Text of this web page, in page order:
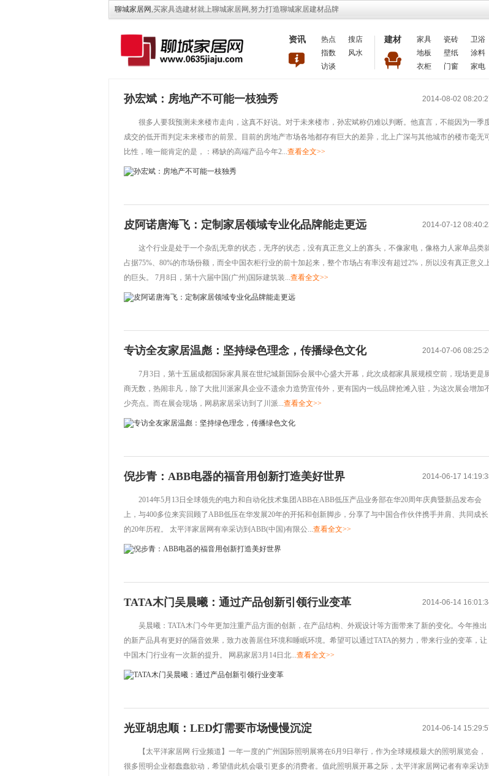
聊城家居网,买家具选建材就上聊城家居网,努力打造聊城家居建材品牌
资讯 热点
搜店
指数
风水
访谈
建材 家具 瓷砖 卫浴
地板
壁纸 涂料
衣柜
门窗 家电
孙宏斌：房地产不可能一枝独秀 2014-08-02
很多人要我预测未来楼市走向，这真不好说。对于未来楼市，孙宏斌称仍难以判断。他直言，不能因为一季
成交的低开而判定未来楼市的前景。目前的房地产市场各地都存有巨大的差异，北上广深与其他城市的楼市毫无
比性，唯一能肯定的是，：稀缺的高端产品今年2...查看全文>>
皮阿诺唐海飞：定制家居领域专业化品牌能走更远 2014-07-12
这个行业是处于一个杂乱无章的状态，无序的状态，没有真正意义上的寡头，不像家电，像格力人家单品类
占据75%、80%的市场份额，而全中国衣柜行业的前十加起来，整个市场占有率没有超过2%，所以没有真正意义
的巨头。 7月8日，第十六届中国(广州)国际建筑装...查看全文>>
专访全友家居温彪：坚持绿色理念，传播绿色文化 2014-07-06
7月3日，第十五届成都国际家具展在世纪城新国际会展中心盛大开幕，此次成都家具展规模空前，现场更是
商无数，热闹非凡，除了大批川派家具企业不遗余力造势宣传外，更有国内一线品牌抢滩入驻，为这次展会增加
少亮点。而在展会现场，网易家居采访到了川派...查看全文>>
倪步青：ABB电器的福音用创新打造美好世界 2014-06-17
2014年5月13日全球领先的电力和自动化技术集团ABB在ABB低压产品业务部在华20周年庆典暨新品发布会
上，与400多位来宾回顾了ABB低压在华发展20年的开拓和创新脚步，分享了与中国合作伙伴携手并肩、共同成长
的20年历程。 太平洋家居网有幸采访到ABB(中国)有限公...查看全文>>
TATA木门吴晨曦：通过产品创新引领行业变革 2014-06-14
吴晨曦：TATA木门今年更加注重产品方面的创新，在产品结构、外观设计等方面带来了新的变化。今年推出
的新产品具有更好的隔音效果，致力改善居住环境和睡眠环境。希望可以通过TATA的努力，带来行业的变革，让
中国木门行业有一次新的提升。 网易家居3月14日北...查看全文>>
光亚胡忠顺：LED灯需要市场慢慢沉淀 2014-06-14
【太平洋家居网 行业频道】一年一度的广州国际照明展将在6月9日举行，作为全球规模最大的照明展览会，
很多照明企业都蠢蠢欲动，希望借此机会吸引更多的消费者。值此照明展开幕之际，太平洋家居网记者有幸采访到